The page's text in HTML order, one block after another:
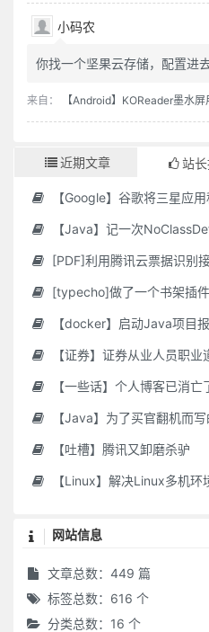
小码农
你找一个坚果云存储，配置进
来自： 【Android】KOReader墨水
近期文章 站
【Google】谷歌将三星应用程序
【Java】记一次
[PDF]利用腾讯云票据识别
[typecho]做了一个书架插件
【docker】启动Java项目
【证券】证券从业人员职
【一些话】个人博客已消亡
【Java】为了买官翻机而
【吐槽】腾讯又卸磨杀驴
【Linux】解决Linux多机环境
网站信息
文章总数：449 篇
标签总数：616 个
分类总数：16 个